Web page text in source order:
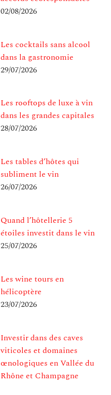
02/08/2026
Les cocktails sans alcool
dans la gastronomie
29/07/2026
Les rooftops de luxe à vin
dans les grandes capitales
28/07/2026
Les tables d’hôtes qui
subliment le vin
26/07/2026
Quand l’hôtellerie 5
étoiles investit dans le vin
25/07/2026
Les wine tours en
hélicoptère
23/07/2026
Investir dans des caves
viticoles et domaines
œnologiques en Vallée du
Rhône et Champagne